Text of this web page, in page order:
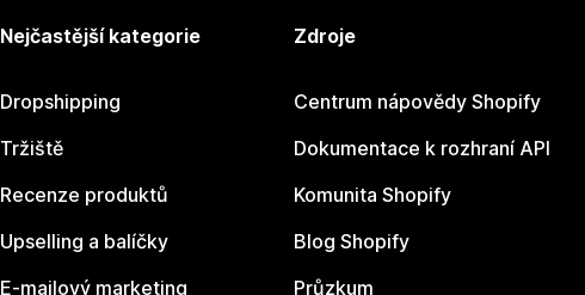
Nejčastější kategorie
Dropshipping
Tržiště
Recenze produktů
Upselling a balíčky
E-mailový marketing
Zdroje
Centrum nápovědy Shopify
Dokumentace k rozhraní API
Komunita Shopify
Blog Shopify
Průzkum